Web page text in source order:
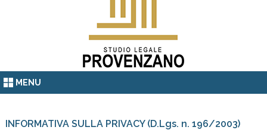
MENU
INFORMATIVA SULLA PRIVACY (D.Lgs. n. 196/2003)